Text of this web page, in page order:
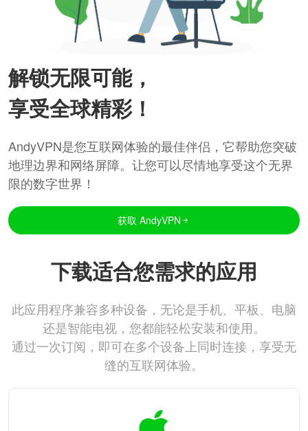
解锁无限可能，
享受全球精彩！
AndyVPN是您互联网体验的最佳伴侣，它帮助您突破
地理边界和网络屏障。让您可以尽情地享受这个无界
限的数字世界！
获取 AndyVPN
下载适合您需求的应用
此应用程序兼容多种设备，无论是手机、平板、电脑
还是智能电视，您都能轻松安装和使用。
通过一次订阅，即可在多个设备上同时连接，享受无
缝的互联网体验。